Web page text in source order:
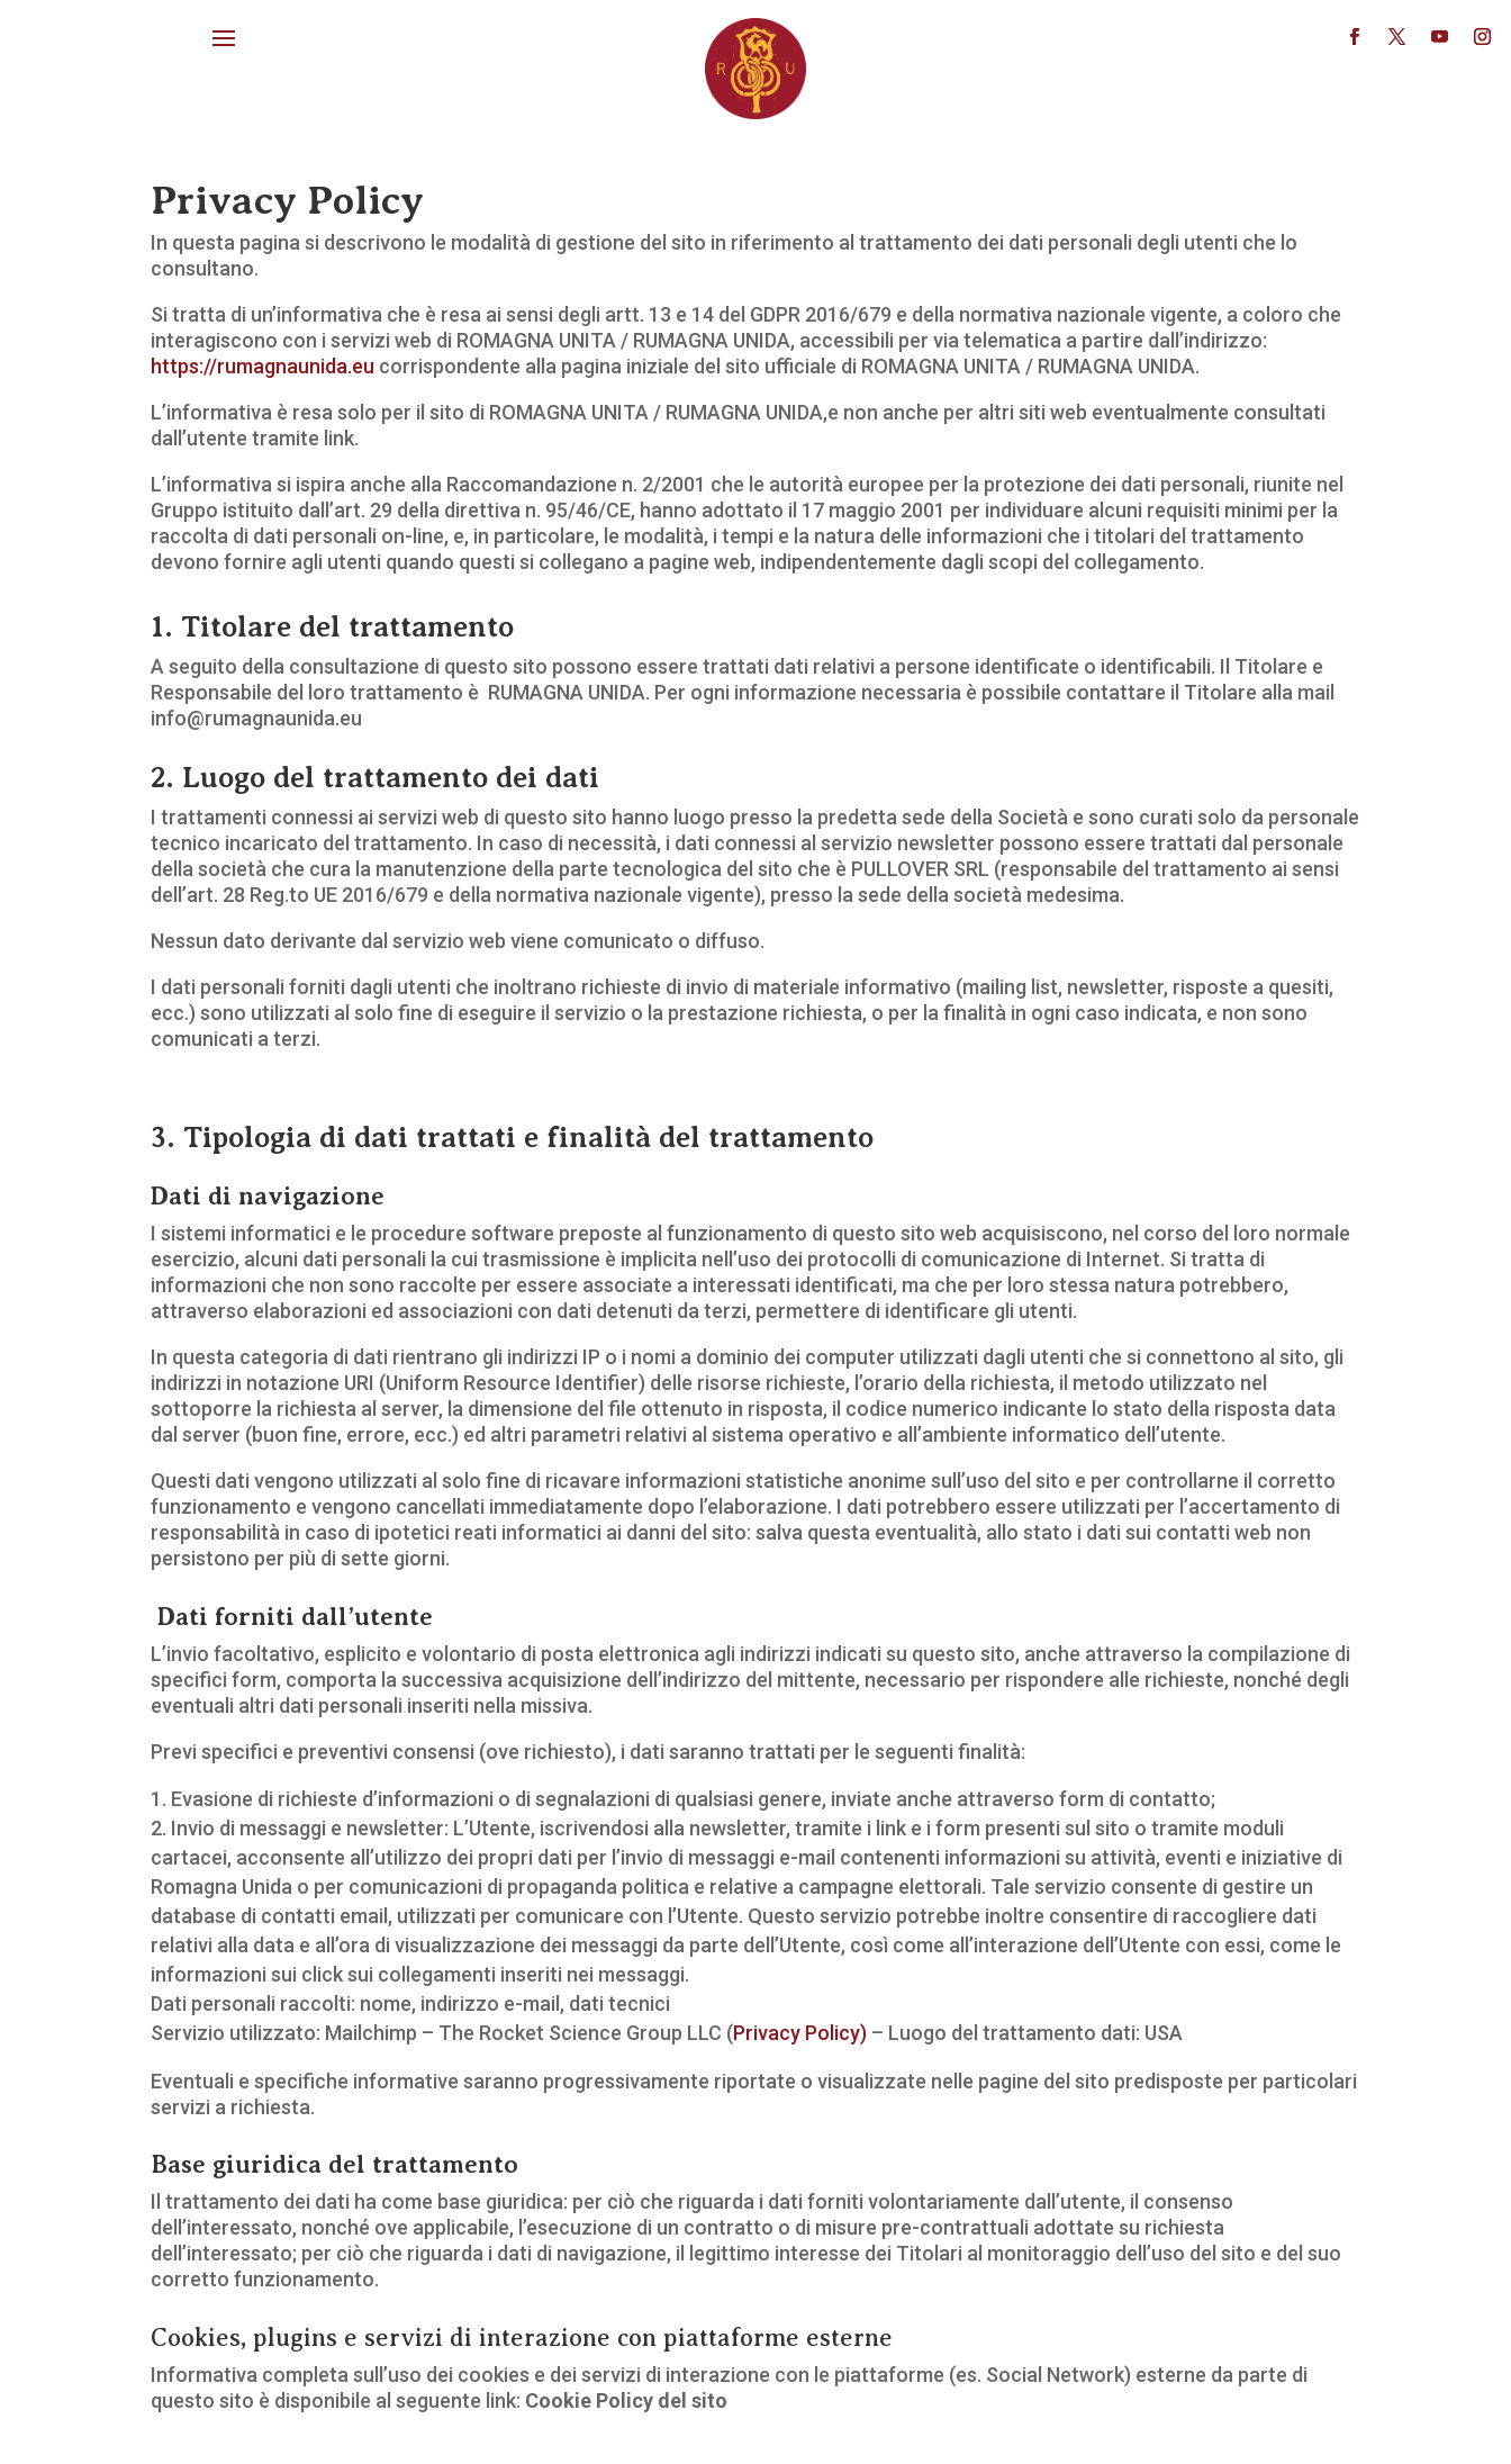
Privacy Policy
In questa pagina si descrivono le modalità di gestione del sito in riferimento al trattamento dei dati personali degli utenti che lo
consultano.
Si tratta di un’informativa che è resa ai sensi degli artt. 13 e 14 del GDPR 2016/679 e della normativa nazionale vigente, a coloro che
interagiscono con i servizi web di ROMAGNA UNITA / RUMAGNA UNIDA, accessibili per via telematica a partire dall’indirizzo:
https://rumagnaunida.eu corrispondente alla pagina iniziale del sito ufficiale di ROMAGNA UNITA / RUMAGNA UNIDA.
L’informativa è resa solo per il sito di ROMAGNA UNITA / RUMAGNA UNIDA,e non anche per altri siti web eventualmente consultati
dall’utente tramite link.
L’informativa si ispira anche alla Raccomandazione n. 2/2001 che le autorità europee per la protezione dei dati personali, riunite nel
Gruppo istituito dall’art. 29 della direttiva n. 95/46/CE, hanno adottato il 17 maggio 2001 per individuare alcuni requisiti minimi per la
raccolta di dati personali on-line, e, in particolare, le modalità, i tempi e la natura delle informazioni che i titolari del trattamento
devono fornire agli utenti quando questi si collegano a pagine web, indipendentemente dagli scopi del collegamento.
1. Titolare del trattamento
A seguito della consultazione di questo sito possono essere trattati dati relativi a persone identificate o identificabili. Il Titolare e
Responsabile del loro trattamento è RUMAGNA UNIDA. Per ogni informazione necessaria è possibile contattare il Titolare alla mail
info@rumagnaunida.eu
2. Luogo del trattamento dei dati
I trattamenti connessi ai servizi web di questo sito hanno luogo presso la predetta sede della Società e sono curati solo da personale
tecnico incaricato del trattamento. In caso di necessità, i dati connessi al servizio newsletter possono essere trattati dal personale
della società che cura la manutenzione della parte tecnologica del sito che è PULLOVER SRL (responsabile del trattamento ai sensi
dell’art. 28 Reg.to UE 2016/679 e della normativa nazionale vigente), presso la sede della società medesima.
Nessun dato derivante dal servizio web viene comunicato o diffuso.
I dati personali forniti dagli utenti che inoltrano richieste di invio di materiale informativo (mailing list, newsletter, risposte a quesiti,
ecc.) sono utilizzati al solo fine di eseguire il servizio o la prestazione richiesta, o per la finalità in ogni caso indicata, e non sono
comunicati a terzi.
3. Tipologia di dati trattati e finalità del trattamento
Dati di navigazione
I sistemi informatici e le procedure software preposte al funzionamento di questo sito web acquisiscono, nel corso del loro normale
esercizio, alcuni dati personali la cui trasmissione è implicita nell’uso dei protocolli di comunicazione di Internet. Si tratta di
informazioni che non sono raccolte per essere associate a interessati identificati, ma che per loro stessa natura potrebbero,
attraverso elaborazioni ed associazioni con dati detenuti da terzi, permettere di identificare gli utenti.
In questa categoria di dati rientrano gli indirizzi IP o i nomi a dominio dei computer utilizzati dagli utenti che si connettono al sito, gli
indirizzi in notazione URI (Uniform Resource Identifier) delle risorse richieste, l’orario della richiesta, il metodo utilizzato nel
sottoporre la richiesta al server, la dimensione del file ottenuto in risposta, il codice numerico indicante lo stato della risposta data
dal server (buon fine, errore, ecc.) ed altri parametri relativi al sistema operativo e all’ambiente informatico dell’utente.
Questi dati vengono utilizzati al solo fine di ricavare informazioni statistiche anonime sull’uso del sito e per controllarne il corretto
funzionamento e vengono cancellati immediatamente dopo l’elaborazione. I dati potrebbero essere utilizzati per l’accertamento di
responsabilità in caso di ipotetici reati informatici ai danni del sito: salva questa eventualità, allo stato i dati sui contatti web non
persistono per più di sette giorni.
Dati forniti dall’utente
L’invio facoltativo, esplicito e volontario di posta elettronica agli indirizzi indicati su questo sito, anche attraverso la compilazione di
specifici form, comporta la successiva acquisizione dell’indirizzo del mittente, necessario per rispondere alle richieste, nonché degli
eventuali altri dati personali inseriti nella missiva.
Previ specifici e preventivi consensi (ove richiesto), i dati saranno trattati per le seguenti finalità:
Evasione di richieste d’informazioni o di segnalazioni di qualsiasi genere, inviate anche attraverso form di contatto;
Invio di messaggi e newsletter: L’Utente, iscrivendosi alla newsletter, tramite i link e i form presenti sul sito o tramite moduli
cartacei, acconsente all’utilizzo dei propri dati per l’invio di messaggi e-mail contenenti informazioni su attività, eventi e iniziative di
Romagna Unida o per comunicazioni di propaganda politica e relative a campagne elettorali. Tale servizio consente di gestire un
database di contatti email, utilizzati per comunicare con l’Utente. Questo servizio potrebbe inoltre consentire di raccogliere dati
relativi alla data e all’ora di visualizzazione dei messaggi da parte dell’Utente, così come all’interazione dell’Utente con essi, come le
informazioni sui click sui collegamenti inseriti nei messaggi.
Dati personali raccolti: nome, indirizzo e-mail, dati tecnici
Servizio utilizzato: Mailchimp – The Rocket Science Group LLC (Privacy Policy) – Luogo del trattamento dati: USA
Eventuali e specifiche informative saranno progressivamente riportate o visualizzate nelle pagine del sito predisposte per particolari
servizi a richiesta.
Base giuridica del trattamento
Il trattamento dei dati ha come base giuridica: per ciò che riguarda i dati forniti volontariamente dall’utente, il consenso
dell’interessato, nonché ove applicabile, l’esecuzione di un contratto o di misure pre-contrattuali adottate su richiesta
dell’interessato; per ciò che riguarda i dati di navigazione, il legittimo interesse dei Titolari al monitoraggio dell’uso del sito e del suo
corretto funzionamento.
Cookies, plugins e servizi di interazione con piattaforme esterne
Informativa completa sull’uso dei cookies e dei servizi di interazione con le piattaforme (es. Social Network) esterne da parte di
questo sito è disponibile al seguente link: Cookie Policy del sito